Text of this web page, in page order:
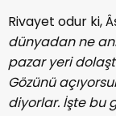
Rivayet odur ki,
dünyadan ne
pazar yeri
Gözünü
diyorlar. İşte bu